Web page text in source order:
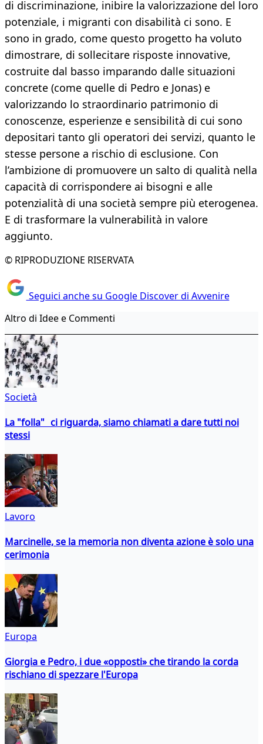
di discriminazione, inibire la valorizzazione del loro
potenziale, i migranti con disabilità ci sono. E
sono in grado, come questo progetto ha voluto
dimostrare, di sollecitare risposte innovative,
costruite dal basso imparando dalle situazioni
concrete (come quelle di Pedro e Jonas) e
valorizzando lo straordinario patrimonio di
conoscenze, esperienze e sensibilità di cui sono
depositari tanto gli operatori dei servizi, quanto le
stesse persone a rischio di esclusione. Con
l’ambizione di promuovere un salto di qualità nella
capacità di corrispondere ai bisogni e alle
potenzialità di una società sempre più eterogenea.
E di trasformare la vulnerabilità in valore
aggiunto.
© RIPRODUZIONE RISERVATA
Seguici anche su Google Discover di Avvenire
Altro di Idee e Commenti
Società
La "folla" ci riguarda, siamo chiamati a dare tutti noi
stessi
Lavoro
Marcinelle, se la memoria non diventa azione è solo una
cerimonia
Europa
Giorgia e Pedro, i due «opposti» che tirando la corda
rischiano di spezzare l'Europa